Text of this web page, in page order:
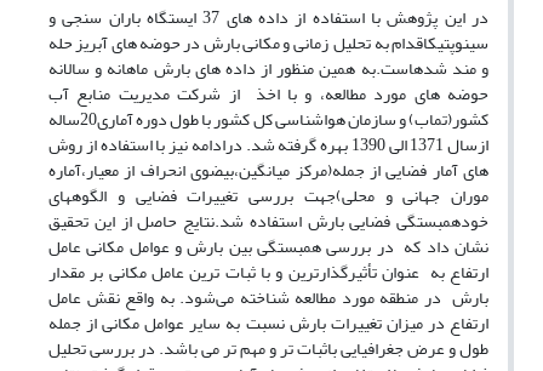
در این پژوهش با استفاده از داده های 37 ایستگاه باران سنجی و
سینوپتیکاقدام به تحلیل زمانی و مکانی بارش در حوضه های آبریز حله
و مند شدهاست.به همین منظور از داده های بارش ماهانه و سالانه
حوضه های مورد مطالعه، و با اخذ از شرکت مدیریت منابع آب
کشور(تماب) و سازمان هواشناسی کل کشور با طول دوره آماری20ساله
ازسال 1371 الی 1390 بهره گرفته شد. درادامه نیز با استفاده از روش
های آمار فضایی از جمله(مرکز میانگین،بیضوی انحراف از معیار،آماره
موران جهانی و محلی)جهت بررسی تغییرات فضایی و الگوههای
خودهمبستگی فضایی بارش استفاده شد.نتایج حاصل از این تحقیق
نشان داد که در بررسی همبستگی بین بارش و عوامل مکانی عامل
ارتفاع به ‌ عنوان تأثیرگذارترین و با ثبات ترین عامل مکانی بر مقدار
بارش در منطقه مورد مطالعه شناخته می‌شود. به واقع نقش عامل
ارتفاع در میزان تغییرات بارش نسبت به سایر عوامل مکانی از جمله
طول و عرض جغرافیایی باثبات تر و مهم تر می باشد. در بررسی تحلیل